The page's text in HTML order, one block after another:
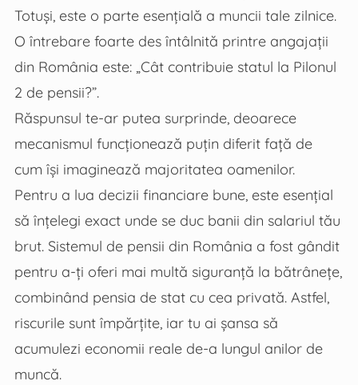
Totuși, este o parte esențială a muncii tale zilnice.
O întrebare foarte des întâlnită printre angajații
din România este: „Cât contribuie statul la Pilonul
2 de pensii?”.
Răspunsul te-ar putea surprinde, deoarece
mecanismul funcționează puțin diferit față de
cum își imaginează majoritatea oamenilor.
Pentru a lua decizii financiare bune, este esențial
să înțelegi exact unde se duc banii din salariul tău
brut. Sistemul de pensii din România a fost gândit
pentru a-ți oferi mai multă siguranță la bătrânețe,
combinând pensia de stat cu cea privată. Astfel,
riscurile sunt împărțite, iar tu ai șansa să
acumulezi economii reale de-a lungul anilor de
muncă.